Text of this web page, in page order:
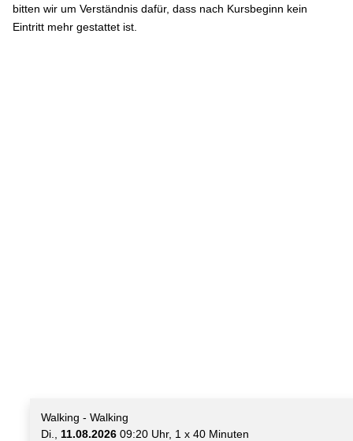
bitten wir um Verständnis dafür, dass nach Kursbeginn kein
Eintritt mehr gestattet ist.
Walking - Walking
Di., 11.08.2026 09:20 Uhr, 1 x 40 Minuten